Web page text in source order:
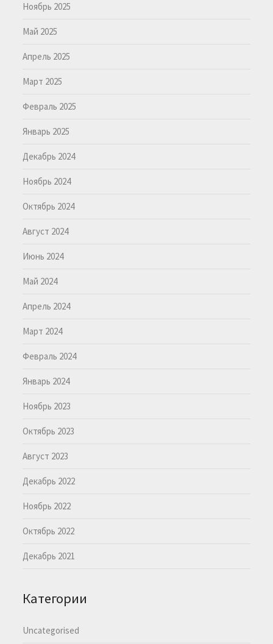
Ноябрь 2025
Май 2025
Апрель 2025
Март 2025
Февраль 2025
Январь 2025
Декабрь 2024
Ноябрь 2024
Октябрь 2024
Август 2024
Июнь 2024
Май 2024
Апрель 2024
Март 2024
Февраль 2024
Январь 2024
Ноябрь 2023
Октябрь 2023
Август 2023
Декабрь 2022
Ноябрь 2022
Октябрь 2022
Декабрь 2021
Категории
Uncategorised